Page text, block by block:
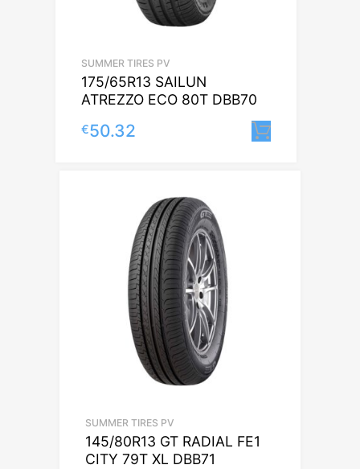
SUMMER TIRES PV
175/65R13 SAILUN
ATREZZO ECO 80T DBB70
€50.32
SUMMER TIRES PV
145/80R13 GT RADIAL FE1
CITY 79T XL DBB71